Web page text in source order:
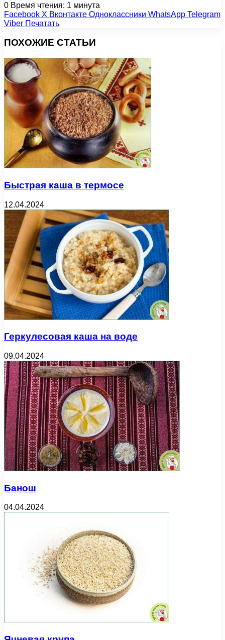
0 Время чтения: 1 минута
Facebook X Вконтакте Одноклассники WhatsApp Telegram
Viber Печатать
ПОХОЖИЕ СТАТЬИ
Быстрая каша в термосе
12.04.2024
Геркулесовая каша на воде
09.04.2024
Банош
04.04.2024